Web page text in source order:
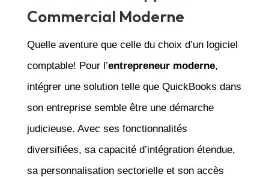
Commercial Moderne
Quelle aventure que celle du choix d’un logiciel
comptable! Pour l’entrepreneur moderne,
intégrer une solution telle que QuickBooks dans
son entreprise semble être une démarche
judicieuse. Avec ses fonctionnalités
diversifiées, sa capacité d’intégration étendue,
sa personnalisation sectorielle et son accès